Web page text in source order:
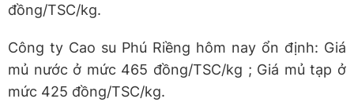
đồng/TSC/kg.
Công ty Cao su Phú Riềng hôm nay ổn định: Giá
mủ nước ở mức 465 đồng/TSC/kg ; Giá mủ tạp ở
mức 425 đồng/TSC/kg.